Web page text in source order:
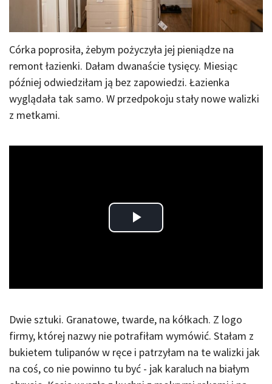
Córka poprosiła, żebym pożyczyła jej pieniądze na
remont łazienki. Dałam dwanaście tysięcy. Miesiąc
później odwiedziłam ją bez zapowiedzi. Łazienka
wyglądała tak samo. W przedpokoju stały nowe walizki
z metkami.
Play
Dwie sztuki. Granatowe, twarde, na kółkach. Z logo
firmy, której nazwy nie potrafiłam wymówić. Stałam z
bukietem tulipanów w ręce i patrzyłam na te walizki jak
na coś, co nie powinno tu być - jak karaluch na białym